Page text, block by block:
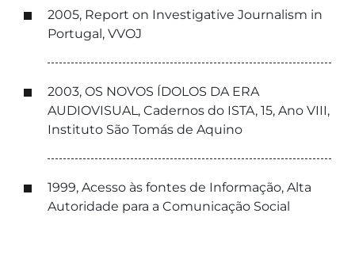
2005, Report on Investigative Journalism in
Portugal, VVOJ
2003, OS NOVOS ÍDOLOS DA ERA
AUDIOVISUAL, Cadernos do ISTA, 15, Ano VIII,
Instituto São Tomás de Aquino
1999, Acesso às fontes de Informação, Alta
Autoridade para a Comunicação Social